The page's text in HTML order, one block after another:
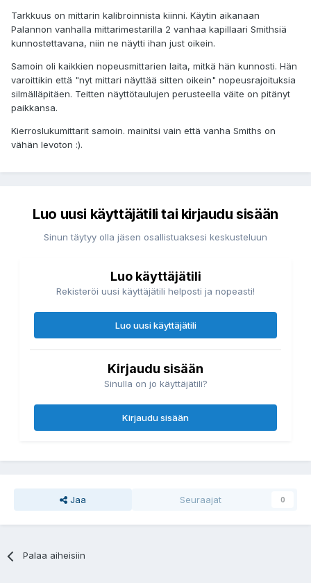
Tarkkuus on mittarin kalibroinnista kiinni. Käytin aikanaan
Palannon vanhalla mittarimestarilla 2 vanhaa kapillaari Smithsiä
kunnostettavana, niin ne näytti ihan just oikein.
Samoin oli kaikkien nopeusmittarien laita, mitkä hän kunnosti. Hän
varoittikin että "nyt mittari näyttää sitten oikein" nopeusrajoituksia
silmälläpitäen. Teitten näyttötaulujen perusteella väite on pitänyt
paikkansa.
Kierroslukumittarit samoin. mainitsi vain että vanha Smiths on
vähän levoton :).
Luo uusi käyttäjätili tai kirjaudu sisään
Sinun täytyy olla jäsen osallistuaksesi keskusteluun
Luo käyttäjätili
Rekisteröi uusi käyttäjätili helposti ja nopeasti!
Luo uusi käyttäjätili
Kirjaudu sisään
Sinulla on jo käyttäjätili?
Kirjaudu sisään
Jaa Seuraajat 0
Palaa aiheisiin